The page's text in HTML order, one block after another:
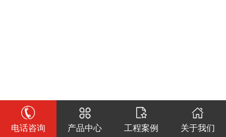
电话咨询 产品中心 工程案例 关于我们